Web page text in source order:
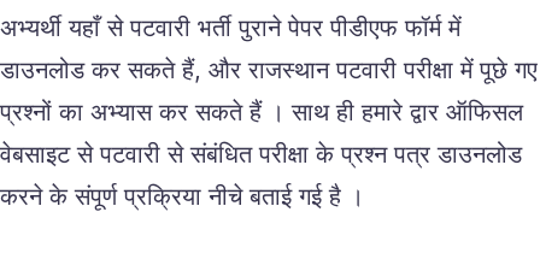
अभ्यर्थी यहाँ से पटवारी भर्ती पुराने पेपर पीडीएफ फॉर्म में
डाउनलोड कर सकते हैं, और राजस्थान पटवारी परीक्षा में पूछे गए
प्रश्नों का अभ्यास कर सकते हैं । साथ ही हमारे द्वार ऑफिसल
वेबसाइट से पटवारी से संबंधित परीक्षा के प्रश्न पत्र डाउनलोड
करने के संपूर्ण प्रक्रिया नीचे बताई गई है ।